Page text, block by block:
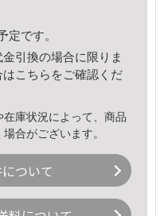
定です。
引換の場合に限りま
はこちら をご確認くだ
庫状況によって、商品
合がございます。
ついて